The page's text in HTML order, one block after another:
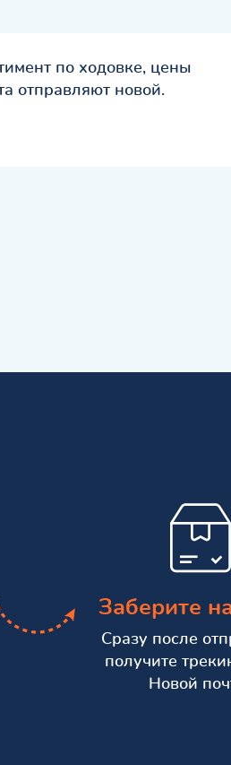
по ходовке, цены
отправляют новой.
Заберите
Сразу после
получите
Новой